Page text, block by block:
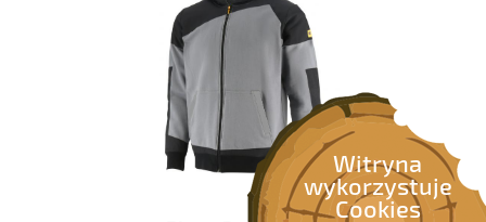
Witryna
wykorzystuje
Cookies